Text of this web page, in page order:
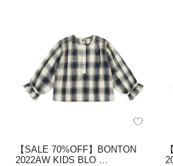
【SALE 70%OFF】BONTON
2022AW KIDS BLO …